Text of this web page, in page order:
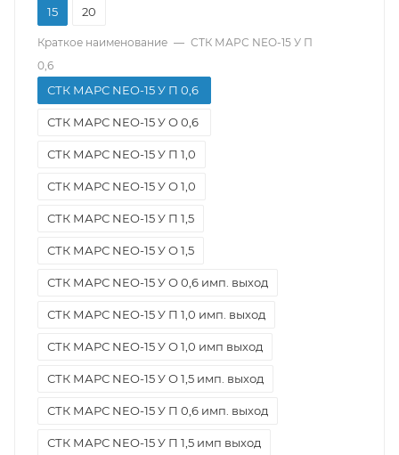
15 20
Краткое наименование — СТК МАРС NEO-15 У П
0,6
СТК МАРС NEO-15 У П 0,6
СТК МАРС NEO-15 У О 0,6
СТК МАРС NEO-15 У П 1,0
СТК МАРС NEO-15 У О 1,0
СТК МАРС NEO-15 У П 1,5
СТК МАРС NEO-15 У О 1,5
СТК МАРС NEO-15 У О 0,6 имп. выход
СТК МАРС NEO-15 У П 1,0 имп. выход
СТК МАРС NEO-15 У О 1,0 имп выход
СТК МАРС NEO-15 У О 1,5 имп. выход
СТК МАРС NEO-15 У П 0,6 имп. выход
СТК МАРС NEO-15 У П 1,5 имп выход